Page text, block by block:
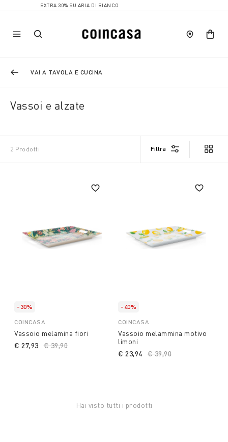
EXTRA 30% SU ARIA DI BIANCO
VAI A TAVOLA E CUCINA
Vassoi e alzate
2 Prodotti Filtra
-30%
COINCASA
Vassoio melamina fiori
Price reduced from
€ 39,90
€ 27,93
-40%
COINCASA
Vassoio melammina motivo
limoni
Price reduced from
€ 39,90
€ 23,94
Hai visto tutti i prodotti